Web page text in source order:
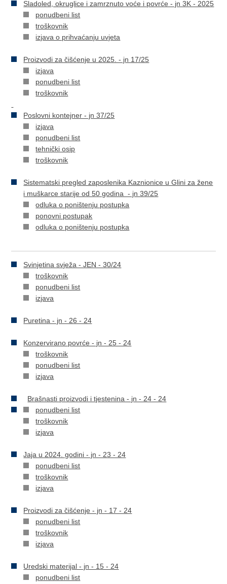
Sladoled, okruglice i zamrznuto voće i povrće - jn 3K - 2025
ponudbeni list
troškovnik
izjava o prihvaćanju uvjeta
Proizvodi za čišćenje u 2025. - jn 17/25
izjava
ponudbeni list
troškovnik
Poslovni kontejner - jn 37/25
izjava
ponudbeni list
tehnički osip
troškovnik
Sistematski pregled zaposlenika Kaznionice u Glini za žene
i muškarce starije od 50 godina - jn 39/25
odluka o poništenju postupka
ponovni postupak
odluka o poništenju postupka
Svinjetina svježa - JEN - 30/24
troškovnik
ponudbeni list
izjava
Puretina - jn - 26 - 24
Konzervirano povrće - jn - 25 - 24
troškovnik
ponudbeni list
izjava
Brašnasti proizvodi i tjestenina - jn - 24 - 24
ponudbeni list
troškovnik
izjava
Jaja u 2024. godini - jn - 23 - 24
ponudbeni list
troškovnik
izjava
Proizvodi za čišćenje - jn - 17 - 24
ponudbeni list
troškovnik
izjava
Uredski materijal - jn - 15 - 24
ponudbeni list